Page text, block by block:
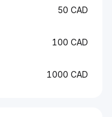
50 CAD
100 CAD
1000 CAD